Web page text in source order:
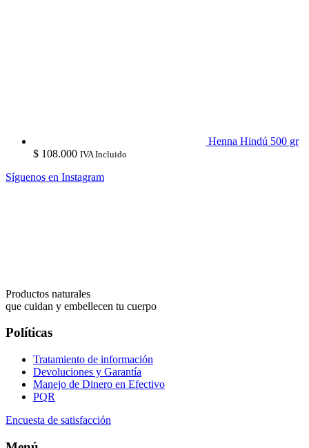
Henna Hindú 500 gr
$ 108.000 IVA Incluido
Síguenos en Instagram
Productos naturales
que cuidan y embellecen tu cuerpo
Políticas
Tratamiento de información
Devoluciones y Garantía
Manejo de Dinero en Efectivo
PQR
Encuesta de satisfacción